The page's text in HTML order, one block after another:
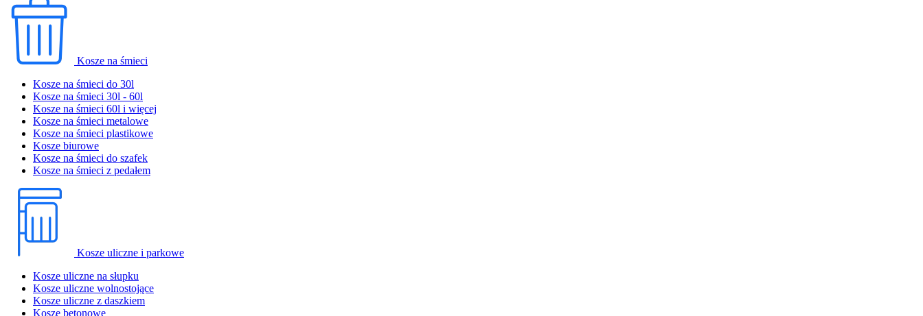
Kosze na śmieci
Kosze na śmieci do 30l
Kosze na śmieci 30l - 60l
Kosze na śmieci 60l i więcej
Kosze na śmieci metalowe
Kosze na śmieci plastikowe
Kosze biurowe
Kosze na śmieci do szafek
Kosze na śmieci z pedałem
Kosze uliczne i parkowe
Kosze uliczne na słupku
Kosze uliczne wolnostojące
Kosze uliczne z daszkiem
Kosze betonowe